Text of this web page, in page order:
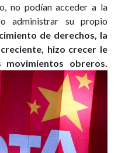
no podían acceder a la
administrar su propio
de derechos, la
hizo crecer le
obreros.